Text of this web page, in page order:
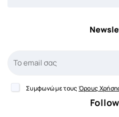
Συμφωνώ με τους Όρους